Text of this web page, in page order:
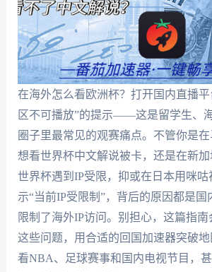
在海外怎么看欧洲杯？打开国内直播
区不可播放”的提示——这是留学生、
圈子里最常见的观赛痛点。不管你是
想看世界杯中文解说被卡，还是在新
世界杯遇到IP受限，抑或在日本用咪咕
示“当前IP受限制”，背后的原因都是国
限制了海外IP访问。别担心，这篇指
这些问题，用合适的回国加速器突破
看NBA、足球赛事和国内电视节目，